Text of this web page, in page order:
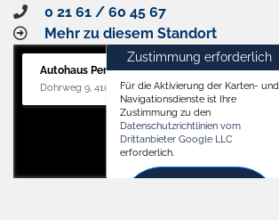
0 21 61 / 60 45 67
Mehr zu diesem Standort
Autohaus Penders (Service)
Dohrweg 9, 41066 Mönchengladbach
Zustimmung erforderlich
Für die Aktivierung der Karten- und
Navigationsdienste ist Ihre
Zustimmung zu den
Datenschutzrichtlinien vom
Drittanbieter Google LLC
erforderlich.